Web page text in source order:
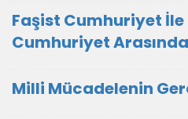
Faşist Cumhuriyet
Cumhuriyet
Milli Mücadelenin